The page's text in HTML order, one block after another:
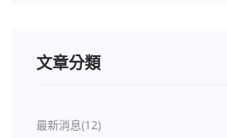
文章分類
最新消息(12)